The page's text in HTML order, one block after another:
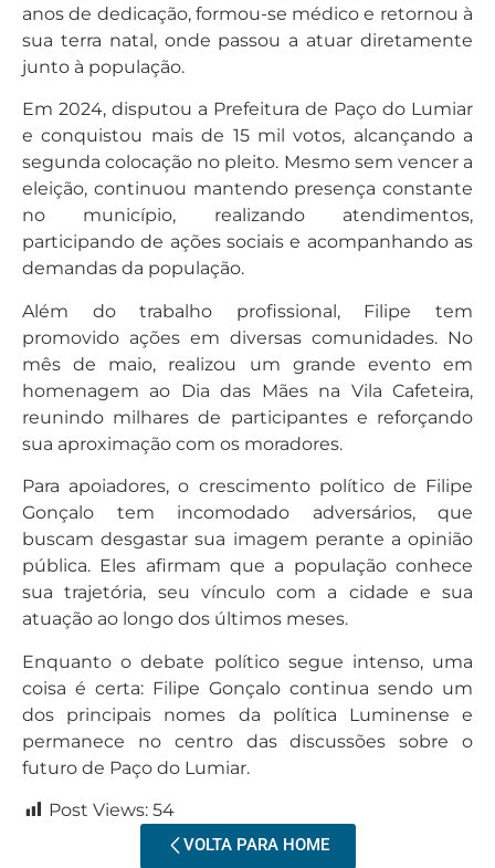
anos de dedicação, formou-se médico e retornou à
sua terra natal, onde passou a atuar diretamente
junto à população.
Em 2024, disputou a Prefeitura de Paço do Lumiar
e conquistou mais de 15 mil votos, alcançando a
segunda colocação no pleito. Mesmo sem vencer a
eleição, continuou mantendo presença constante
no município, realizando atendimentos,
participando de ações sociais e acompanhando as
demandas da população.
Além do trabalho profissional, Filipe tem
promovido ações em diversas comunidades. No
mês de maio, realizou um grande evento em
homenagem ao Dia das Mães na Vila Cafeteira,
reunindo milhares de participantes e reforçando
sua aproximação com os moradores.
Para apoiadores, o crescimento político de Filipe
Gonçalo tem incomodado adversários, que
buscam desgastar sua imagem perante a opinião
pública. Eles afirmam que a população conhece
sua trajetória, seu vínculo com a cidade e sua
atuação ao longo dos últimos meses.
Enquanto o debate político segue intenso, uma
coisa é certa: Filipe Gonçalo continua sendo um
dos principais nomes da política Luminense e
permanece no centro das discussões sobre o
futuro de Paço do Lumiar.
Post Views: 54
VOLTA PARA HOME